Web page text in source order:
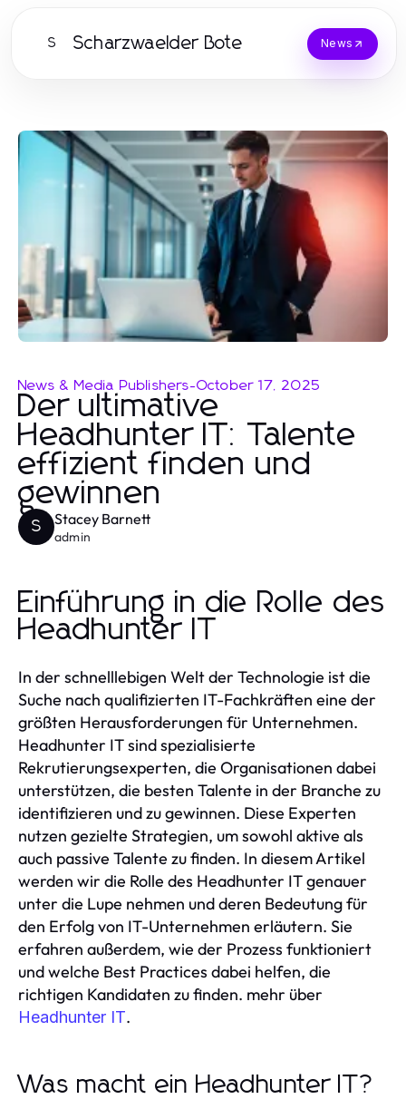
S Scharzwaelder Bote News
News & Media Publishers-October 17, 2025
Der ultimative
Headhunter IT: Talente
effizient finden und
gewinnen
S Stacey Barnett
admin
Einführung in die Rolle des
Headhunter IT
In der schnelllebigen Welt der Technologie ist die
Suche nach qualifizierten IT-Fachkräften eine der
größten Herausforderungen für Unternehmen.
Headhunter IT sind spezialisierte
Rekrutierungsexperten, die Organisationen dabei
unterstützen, die besten Talente in der Branche zu
identifizieren und zu gewinnen. Diese Experten
nutzen gezielte Strategien, um sowohl aktive als
auch passive Talente zu finden. In diesem Artikel
werden wir die Rolle des Headhunter IT genauer
unter die Lupe nehmen und deren Bedeutung für
den Erfolg von IT-Unternehmen erläutern. Sie
erfahren außerdem, wie der Prozess funktioniert
und welche Best Practices dabei helfen, die
richtigen Kandidaten zu finden. mehr über
Headhunter IT.
Was macht ein Headhunter IT?